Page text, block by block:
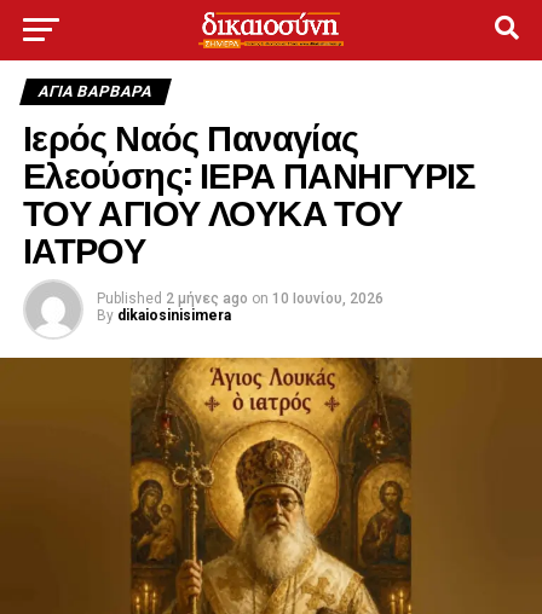
ΑΓΙΑ ΒΑΡΒΑΡΑ
Ιερός Ναός Παναγίας
Ελεούσης: ΙΕΡΑ ΠΑΝΗΓΥΡΙΣ
ΤΟΥ ΑΓΙΟΥ ΛΟΥΚΑ ΤΟΥ
ΙΑΤΡΟΥ
Published 2 μήνες ago on 10 Ιουνίου, 2026
By dikaiosinisimera